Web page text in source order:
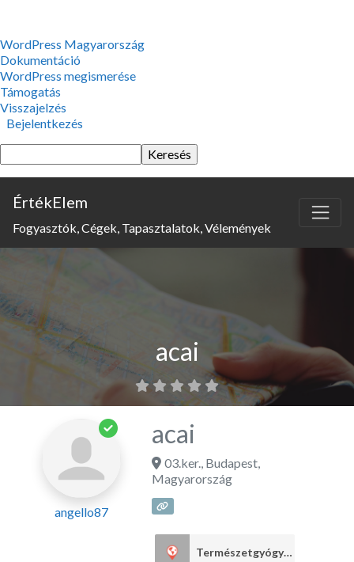
WordPress,
a
csodás
WordPress Magyarország
Dokumentáció
WordPress megismerése
Támogatás
Visszajelzés
Bejelentkezés
Keresés
ÉrtékElem
Fogyasztók, Cégek, Tapasztalatok, Vélemények
acai
angello87
acai
03.ker., Budapest,
Magyarország
Természetgyógyászat